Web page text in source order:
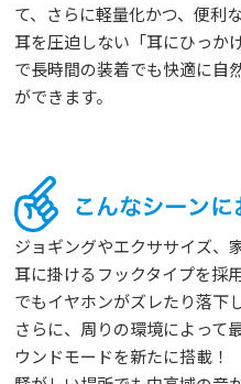
て、さらに軽量化かつ、便利
耳を圧迫しない「耳にひっか
で長時間の装着でも快適に自
ができます。
ジョギングやエクササイズ、
耳に掛けるフックタイプを採
でもイヤホンがズレたり落下
さらに、周りの環境によって
ウンドモードを新たに搭載！